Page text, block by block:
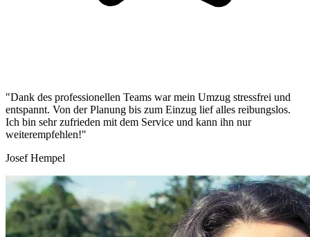
"Dank des professionellen Teams war mein Umzug stressfrei und
entspannt. Von der Planung bis zum Einzug lief alles reibungslos.
Ich bin sehr zufrieden mit dem Service und kann ihn nur
weiterempfehlen!"
Josef Hempel